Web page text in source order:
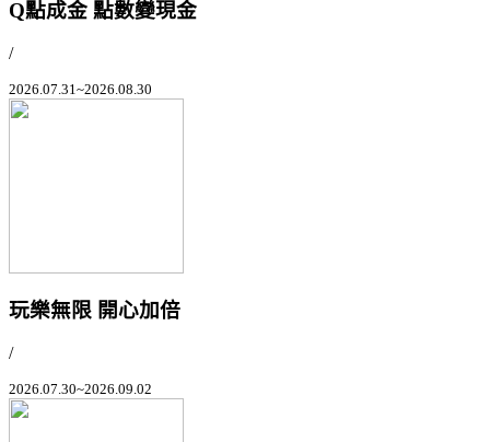
Q點成金 點數變現金
/
2026.07.31~2026.08.30
玩樂無限 開心加倍
/
2026.07.30~2026.09.02